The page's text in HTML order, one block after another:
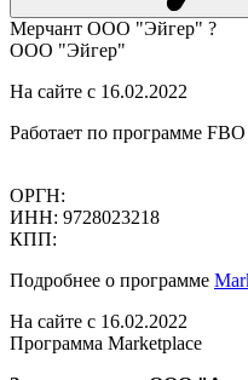
Мерчант ООО "Эйгер" ?
ООО "Эйгер"
На сайте с 16.02.2022
Работает по программе FBO
ОРГН:
ИНН: 9728023218
КПП:
Подробнее о программе
На сайте с 16.02.2022
Программа Marketplace